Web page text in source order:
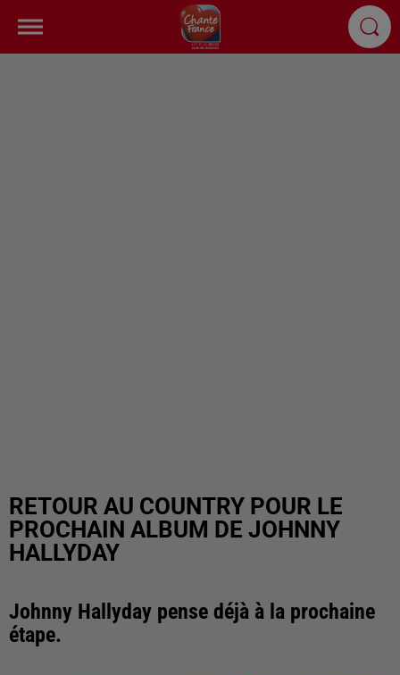
RETOUR AU COUNTRY POUR LE
PROCHAIN ALBUM DE JOHNNY
HALLYDAY
Johnny Hallyday pense déjà à la prochaine
étape.